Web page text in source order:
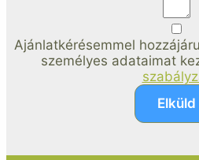
Ajánlatkérésemmel
személyes adataimat
Elküld